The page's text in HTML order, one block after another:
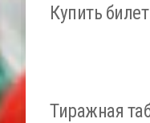
Купить
Тиражная